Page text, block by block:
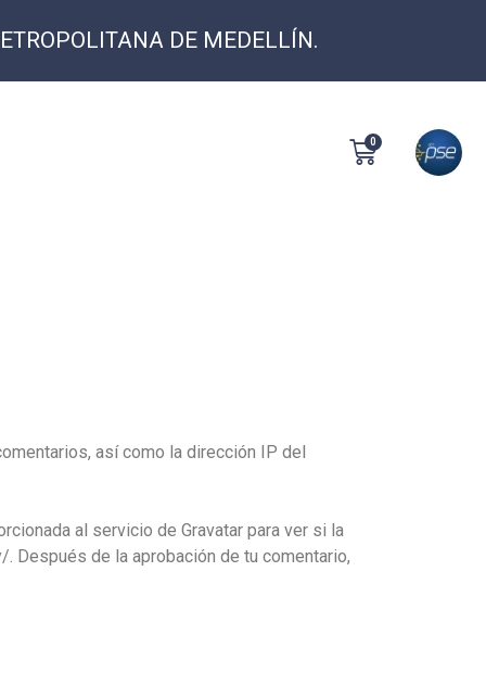
DE MEDELLÍN.
0
Pinturas Contacto
así como la dirección IP del
al servicio de Gravatar para ver si la
Después de la aprobación de tu comentario,